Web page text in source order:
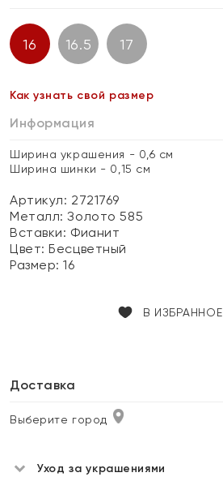
16 16.5 17
Как узнать свой размер
Информация
Ширина украшения - 0,6 см
Ширина шинки - 0,15 см
Артикул: 2721769
Металл:Золото 585
Вставки: Фианит
Цвет:Бесцветный
Размер:16
В ИЗБРАННОЕ
Доставка
Выберите город
Уход за украшениями